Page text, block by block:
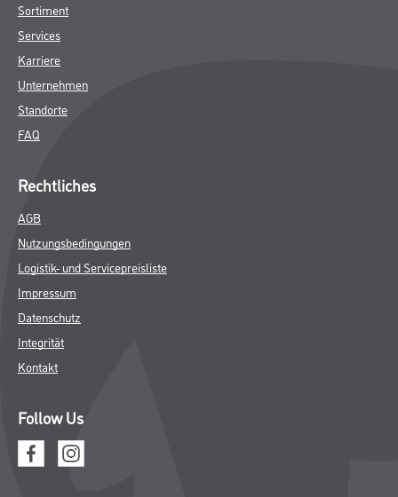
Sortiment
Services
Karriere
Unternehmen
Standorte
FAQ
Rechtliches
AGB
Nutzungsbedingungen
Logistik- und Servicepreisliste
Impressum
Datenschutz
Integrität
Kontakt
Follow Us